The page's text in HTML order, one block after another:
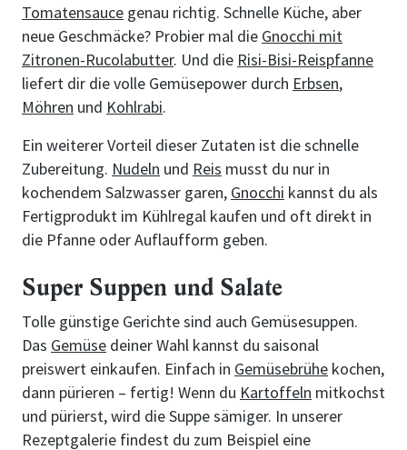
Tomatensauce genau richtig. Schnelle Küche, aber
neue Geschmäcke? Probier mal die Gnocchi mit
Zitronen-Rucolabutter. Und die Risi-Bisi-Reispfanne
liefert dir die volle Gemüsepower durch Erbsen,
Möhren und Kohlrabi.
Ein weiterer Vorteil dieser Zutaten ist die schnelle
Zubereitung. Nudeln und Reis musst du nur in
kochendem Salzwasser garen, Gnocchi kannst du als
Fertigprodukt im Kühlregal kaufen und oft direkt in
die Pfanne oder Auflaufform geben.
Super Suppen und Salate
Tolle günstige Gerichte sind auch Gemüsesuppen.
Das Gemüse deiner Wahl kannst du saisonal
preiswert einkaufen. Einfach in Gemüsebrühe kochen,
dann pürieren – fertig! Wenn du Kartoffeln mitkochst
und pürierst, wird die Suppe sämiger. In unserer
Rezeptgalerie findest du zum Beispiel eine